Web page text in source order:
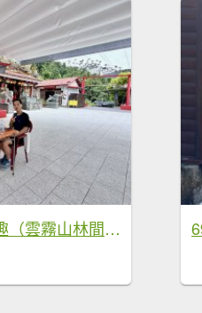
獨立山奉天岩健行趣（雲霧山林間的悠閒時光） 2026.7.30